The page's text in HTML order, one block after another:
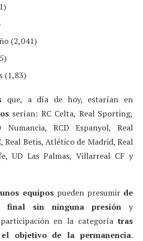
(2,041)
(1,83)
que, a día de hoy, estarían en
serían: RC Celta, Real Sporting,
Numancia, RCD Espanyol, Real
Real Betis, Atlético de Madrid, Real
UD Las Palmas, Villarreal CF y
equipospueden presumir de
final sin ninguna presión y
en la categoríatras
objetivo de la permanencia.